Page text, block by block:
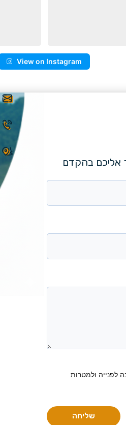
View on Instagram
אליכם בהקדם
לפנייה ולמטרות
שליחה